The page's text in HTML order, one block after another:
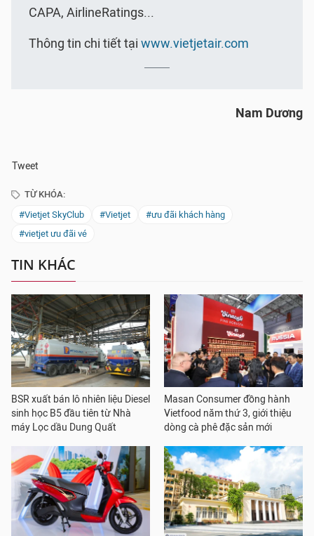
CAPA, AirlineRatings...
Thông tin chi tiết tại www.vietjetair.com
Nam Dương
Tweet
TỪ KHÓA:
#Vietjet SkyClub
#Vietjet
#ưu đãi khách hàng
#vietjet ưu đãi vé
TIN KHÁC
BSR xuất bán lô nhiên liệu Diesel
sinh học B5 đầu tiên từ Nhà
máy Lọc dầu Dung Quất
Masan Consumer đồng hành
Vietfood năm thứ 3, giới thiệu
dòng cà phê đặc sản mới